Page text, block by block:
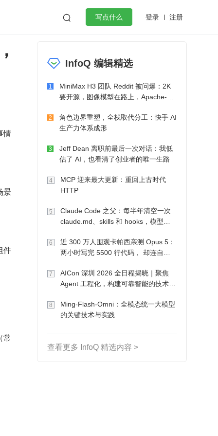
 写点什么 登录 注册
微服务架构 flutter
情
景
件
常
InfoQ 编辑精选
1
MiniMax H3 团队 Reddit 被问爆：2K
要开源，图像模型在路上，Apache-2.0
2
角色边界重塑，全栈取代分工：快手 AI
生产力体系成形
3
Jeff Dean 离职前最后一次对话：我低
估了 AI，也看清了创业者的唯一生路
4
MCP 迎来最大更新：重回上古时代
HTTP
5
Claude Code 之父：每半年清空一次
claude.md、skills 和 hooks，模型自
6
近 300 万人围观卡帕西亲测 Opus 5：
两小时写完 5500 行代码， 却连自己
7
AICon 深圳 2026 全日程揭晓｜聚焦
Agent 工程化，构建可靠智能的技术路
8
Ming-Flash-Omni：全模态统一大模型
的关键技术与实践
查看更多 InfoQ 精选内容 >